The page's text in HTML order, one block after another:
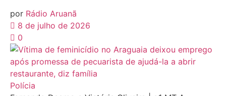
por Rádio Aruanã
8 de julho de 2026
0
Polícia